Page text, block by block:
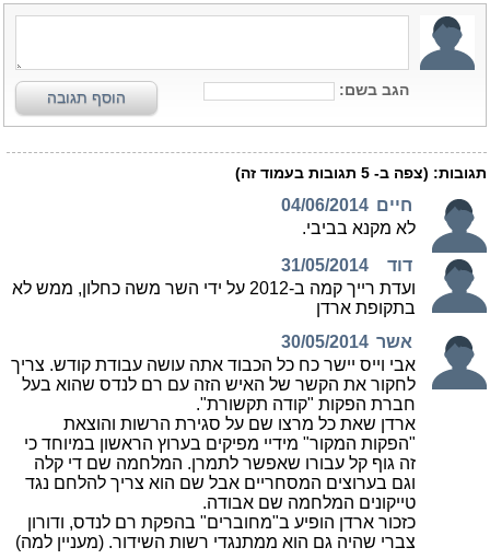
הגב בשם: הוסף תגובה
תגובות: (צפה ב- 5 תגובות בעמוד זה)
חיים 04/06/2014
לא מקנא בביבי.
דוד
31/05/2014
ועדת רייך קמה ב-2012 על ידי השר משה כחלון, ממש לא
בתקופת ארדן
אשר 30/05/2014
אבי וייס יישר כח כל הכבוד אתה עושה עבודת קודש. צריך
לחקור את הקשר של האיש הזה עם רם לנדס שהוא בעל
חברת הפקות "קודה תקשורת".
ארדן שאת כל מרצו שם על סגירת הרשות והוצאת
"הפקות המקור" מידיי מפיקים בערוץ הראשון במיוחד כי
זה גוף קל עבורו שאפשר לתמרן. המלחמה שם די קלה
וגם בערוצים המסחריים אבל שם הוא צריך להלחם נגד
טייקונים המלחמה שם אבודה.
כזכור ארדן הופיע ב"מחוברים" בהפקת רם לנדס, ודורון
צברי שהיה גם הוא ממתנגדי רשות השידור. (מעניין למה)